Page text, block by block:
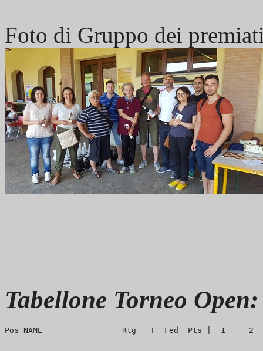
Foto di Gruppo dei
Tabellone Torneo Open:
Pos NAME                 Rtg   T  Fed  Pts |  1